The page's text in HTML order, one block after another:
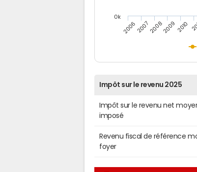
20062007200820092010
0k
Impôt sur le revenu 2025
Impôt sur le revenu net
imposé
Revenu fiscal de référence
foyer